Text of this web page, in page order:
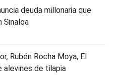
deuda millonaria que
Sinaloa
Rubén Rocha Moya, El
alevines de tilapia